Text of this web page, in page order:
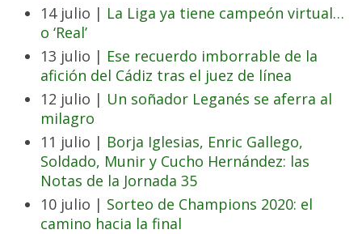
14 julio | La Liga ya tiene campeón virtual…
o ‘Real’
13 julio | Ese recuerdo imborrable de la
afición del Cádiz tras el juez de línea
12 julio | Un soñador Leganés se aferra al
milagro
11 julio | Borja Iglesias, Enric Gallego,
Soldado, Munir y Cucho Hernández: las
Notas de la Jornada 35
10 julio | Sorteo de Champions 2020: el
camino hacia la final